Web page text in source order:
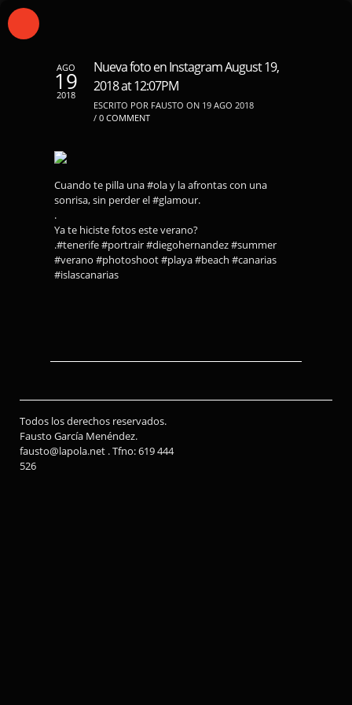
AGO
19
2018
Nueva foto en Instagram August 19,
2018 at 12:07PM
ESCRITO POR FAUSTO ON 19 AGO 2018
/ 0 COMMENT
Cuando te pilla una #ola y la afrontas con una
sonrisa, sin perder el #glamour.
.
Ya te hiciste fotos este verano?
.#tenerife #portrair #diegohernandez #summer
#verano #photoshoot #playa #beach #canarias
#islascanarias
Todos los derechos reservados.
Fausto García Menéndez.
fausto@lapola.net . Tfno: 619 444
526